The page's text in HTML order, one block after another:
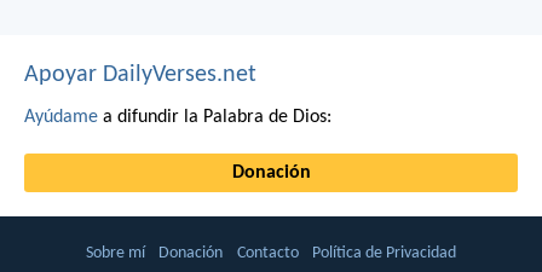
Apoyar DailyVerses.net
Ayúdame a difundir la Palabra de Dios:
Donación
Sobre mí Donación Contacto Política de Privacidad